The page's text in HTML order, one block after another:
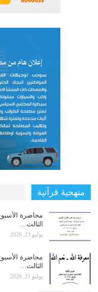
منهجية قرآنية
محاضرة
الثالث…
يوليو 23, 2026
محاضرة
الثالث…
يوليو 21, 2026